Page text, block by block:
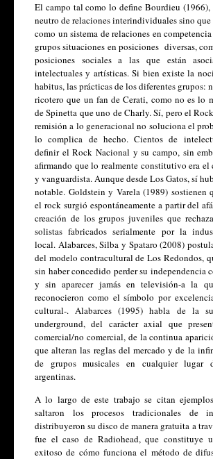
El campo tal como lo define Bourdieu (1966),
neutro de relaciones interindividuales sino que
como un sistema de relaciones en
grupos situaciones en posiciones  diversas,
posiciones sociales a las que están
intelectuales y artísticas. Si bien existe la
habitus, las prácticas de los diferentes grupos:
ricotero que un fan de Cerati, como no es lo
de Spinetta que uno de Charly. Sí, pero el
remisión a lo generacional no soluciona el
lo complica de hecho. Cientos de
definir el Rock Nacional y su campo, sin
afirmando que lo realmente constitutivo era el
y vanguardista. Aunque desde Los Gatos, sí
notable. Goldstein y Varela (1989) sostienen
el rock surgió espontáneamente a partir del
creación de los grupos juveniles que
solistas fabricados serialmente por la
local. Alabarces, Silba y Spataro (2008)
del modelo contracultural de Los Redondos,
sin haber concedido perder su independencia
y sin aparecer jamás en televisión-a la
reconocieron como el símbolo por
cultural-. Alabarces (1995) habla de la
underground, del carácter axial que
comercial/no comercial, de la continua
que alteran las reglas del mercado y de la
de grupos musicales en cualquier lugar
argentinas.
A lo largo de este trabajo se citan
saltaron los procesos tradicionales de
distribuyeron su disco de manera gratuita a
fue el caso de Radiohead, que constituye
exitoso de cómo funciona el método de